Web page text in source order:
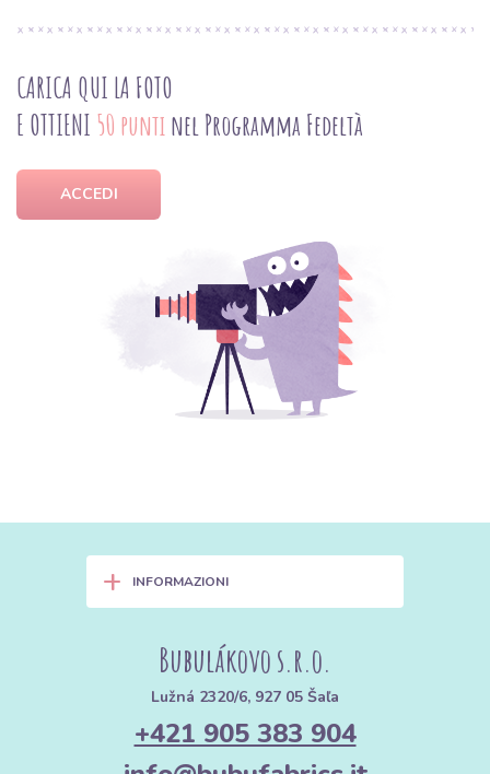
CARICA QUI LA FOTO
E OTTIENI 50 punti nel Programma Fedeltà
ACCEDI
+ INFORMAZIONI
Bubulákovo s.r.o.
Lužná 2320/6, 927 05 Šaľa
+421 905 383 904